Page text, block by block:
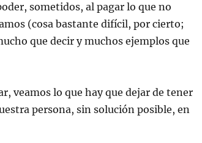
sometidos, al pagar lo que no
(cosa bastante difícil, por cierto;
que decir y muchos ejemplos que
veamos lo que hay que dejar de tener
persona, sin solución posible, en